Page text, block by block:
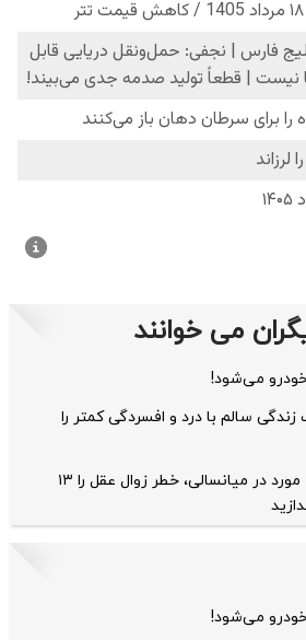
می خوانند
می‌شود!
زندگی سالم با درد و افسردگی کمتر را
با رعایت این سه مورد در میانسالی، خطر زوال عقل را ۱۳
می‌شود!